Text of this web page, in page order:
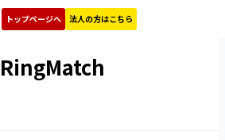
トップページへ 法人の方はこちら